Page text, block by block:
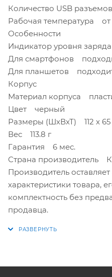
Количество USB
Рабочая температура от
Особенности
Индикатор уровня
Для смартфонов
Для планшетов
Корпус
Материал корпуса
Цвет черный
Размеры (ШхВхТ) 112 х 65
Вес 113.8 г
Гарантия 6 мес.
Страна производитель
Производитель
характеристики товара,
комплектность без
продавца.